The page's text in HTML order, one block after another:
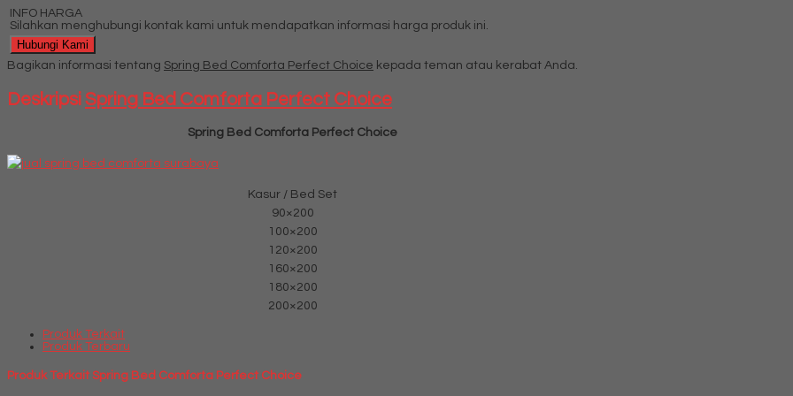
INFO HARGA
Silahkan menghubungi kontak kami untuk mendapatkan informasi harga produk ini.
Hubungi Kami
Bagikan informasi tentang Spring Bed Comforta Perfect Choice kepada teman atau kerabat Anda.
DeskripsiSpring Bed Comforta Perfect Choice
Spring Bed Comforta Perfect Choice
Kasur / Bed Set
90×200
100×200
120×200
160×200
180×200
200×200
Produk Terkait
Produk Terbaru
Produk Terkait Spring Bed Comforta Perfect Choice